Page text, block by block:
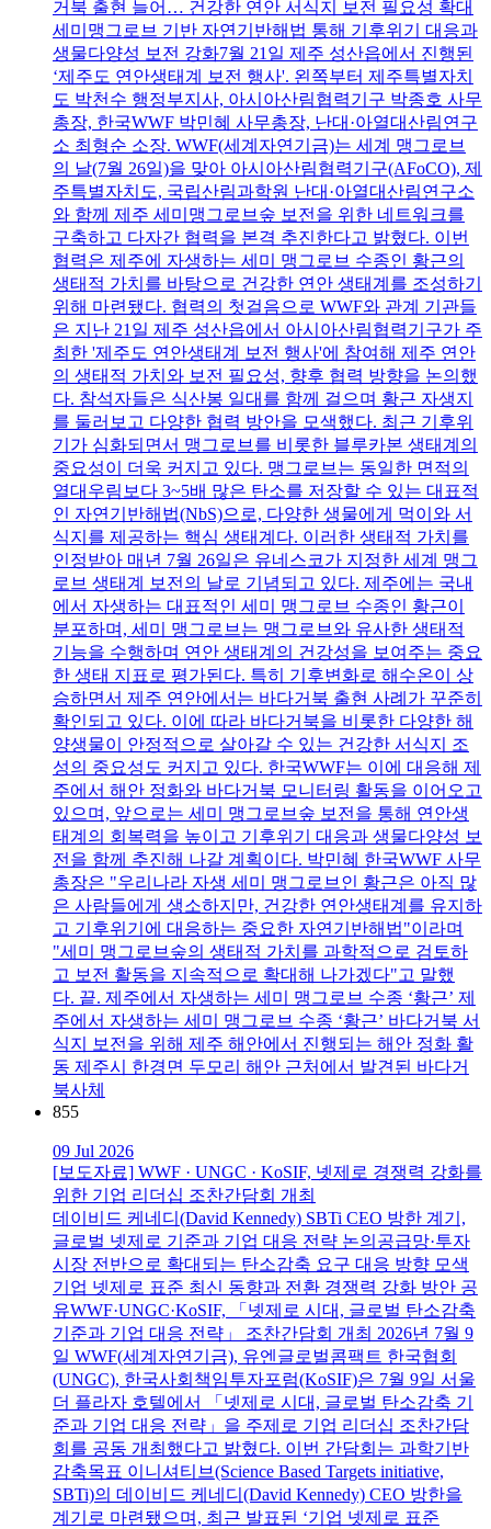
거북 출현 늘어… 건강한 연안 서식지 보전 필요성 확대
세미맹그로브 기반 자연기반해법 통해 기후위기 대응과
생물다양성 보전 강화7월 21일 제주 성산읍에서 진행된
‘제주도 연안생태계 보전 행사'. 왼쪽부터 제주특별자치
도 박천수 행정부지사, 아시아산림협력기구 박종호 사무
총장, 한국WWF 박민혜 사무총장, 난대·아열대산림연구
소 최형순 소장. WWF(세계자연기금)는 세계 맹그로브
의 날(7월 26일)을 맞아 아시아산림협력기구(AFoCO), 제
주특별자치도, 국립산림과학원 난대·아열대산림연구소
와 함께 제주 세미맹그로브숲 보전을 위한 네트워크를
구축하고 다자간 협력을 본격 추진한다고 밝혔다. 이번
협력은 제주에 자생하는 세미 맹그로브 수종인 황근의
생태적 가치를 바탕으로 건강한 연안 생태계를 조성하기
위해 마련됐다. 협력의 첫걸음으로 WWF와 관계 기관들
은 지난 21일 제주 성산읍에서 아시아산림협력기구가 주
최한 '제주도 연안생태계 보전 행사'에 참여해 제주 연안
의 생태적 가치와 보전 필요성, 향후 협력 방향을 논의했
다. 참석자들은 식산봉 일대를 함께 걸으며 황근 자생지
를 둘러보고 다양한 협력 방안을 모색했다. 최근 기후위
기가 심화되면서 맹그로브를 비롯한 블루카본 생태계의
중요성이 더욱 커지고 있다. 맹그로브는 동일한 면적의
열대우림보다 3~5배 많은 탄소를 저장할 수 있는 대표적
인 자연기반해법(NbS)으로, 다양한 생물에게 먹이와 서
식지를 제공하는 핵심 생태계다. 이러한 생태적 가치를
인정받아 매년 7월 26일은 유네스코가 지정한 세계 맹그
로브 생태계 보전의 날로 기념되고 있다. 제주에는 국내
에서 자생하는 대표적인 세미 맹그로브 수종인 황근이
분포하며, 세미 맹그로브는 맹그로브와 유사한 생태적
기능을 수행하며 연안 생태계의 건강성을 보여주는 중요
한 생태 지표로 평가된다. 특히 기후변화로 해수온이 상
승하면서 제주 연안에서는 바다거북 출현 사례가 꾸준히
확인되고 있다. 이에 따라 바다거북을 비롯한 다양한 해
양생물이 안정적으로 살아갈 수 있는 건강한 서식지 조
성의 중요성도 커지고 있다. 한국WWF는 이에 대응해 제
주에서 해안 정화와 바다거북 모니터링 활동을 이어오고
있으며, 앞으로는 세미 맹그로브숲 보전을 통해 연안생
태계의 회복력을 높이고 기후위기 대응과 생물다양성 보
전을 함께 추진해 나갈 계획이다. 박민혜 한국WWF 사무
총장은 "우리나라 자생 세미 맹그로브인 황근은 아직 많
은 사람들에게 생소하지만, 건강한 연안생태계를 유지하
고 기후위기에 대응하는 중요한 자연기반해법"이라며
"세미 맹그로브숲의 생태적 가치를 과학적으로 검토하
고 보전 활동을 지속적으로 확대해 나가겠다"고 말했
다. 끝. 제주에서 자생하는 세미 맹그로브 수종 ‘황근’ 제
주에서 자생하는 세미 맹그로브 수종 ‘황근’ 바다거북 서
식지 보전을 위해 제주 해안에서 진행되는 해안 정화 활
동 제주시 한경면 두모리 해안 근처에서 발견된 바다거
북사체
855
09 Jul 2026
[보도자료] WWF · UNGC · KoSIF, 넷제로 경쟁력 강화를
위한 기업 리더십 조찬간담회 개최
데이비드 케네디(David Kennedy) SBTi CEO 방한 계기,
글로벌 넷제로 기준과 기업 대응 전략 논의공급망·투자
시장 전반으로 확대되는 탄소감축 요구 대응 방향 모색
기업 넷제로 표준 최신 동향과 전환 경쟁력 강화 방안 공
유WWF·UNGC·KoSIF, 「넷제로 시대, 글로벌 탄소감축
기준과 기업 대응 전략」 조찬간담회 개최 2026년 7월 9
일 WWF(세계자연기금), 유엔글로벌콤팩트 한국협회
(UNGC), 한국사회책임투자포럼(KoSIF)은 7월 9일 서울
더 플라자 호텔에서 「넷제로 시대, 글로벌 탄소감축 기
준과 기업 대응 전략」을 주제로 기업 리더십 조찬간담
회를 공동 개최했다고 밝혔다. 이번 간담회는 과학기반
감축목표 이니셔티브(Science Based Targets initiative,
SBTi)의 데이비드 케네디(David Kennedy) CEO 방한을
계기로 마련됐으며, 최근 발표된 ‘기업 넷제로 표준